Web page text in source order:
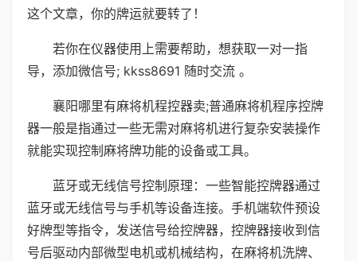
这个文章，你的牌运就要转了！
若你在仪器使用上需要帮助，想获取一对一指
导，添加微信号; kkss8691 随时交流 。
襄阳哪里有麻将机程控器卖;普通麻将机程序控牌
器一般是指通过一些无需对麻将机进行复杂安装操作
就能实现控制麻将牌功能的设备或工具。
蓝牙或无线信号控制原理：一些智能控牌器通过
蓝牙或无线信号与手机等设备连接。手机端软件预设
好牌型等指令，发送信号给控牌器，控牌器接收到信
号后驱动内部微型电机或机械结构，在麻将机洗牌、